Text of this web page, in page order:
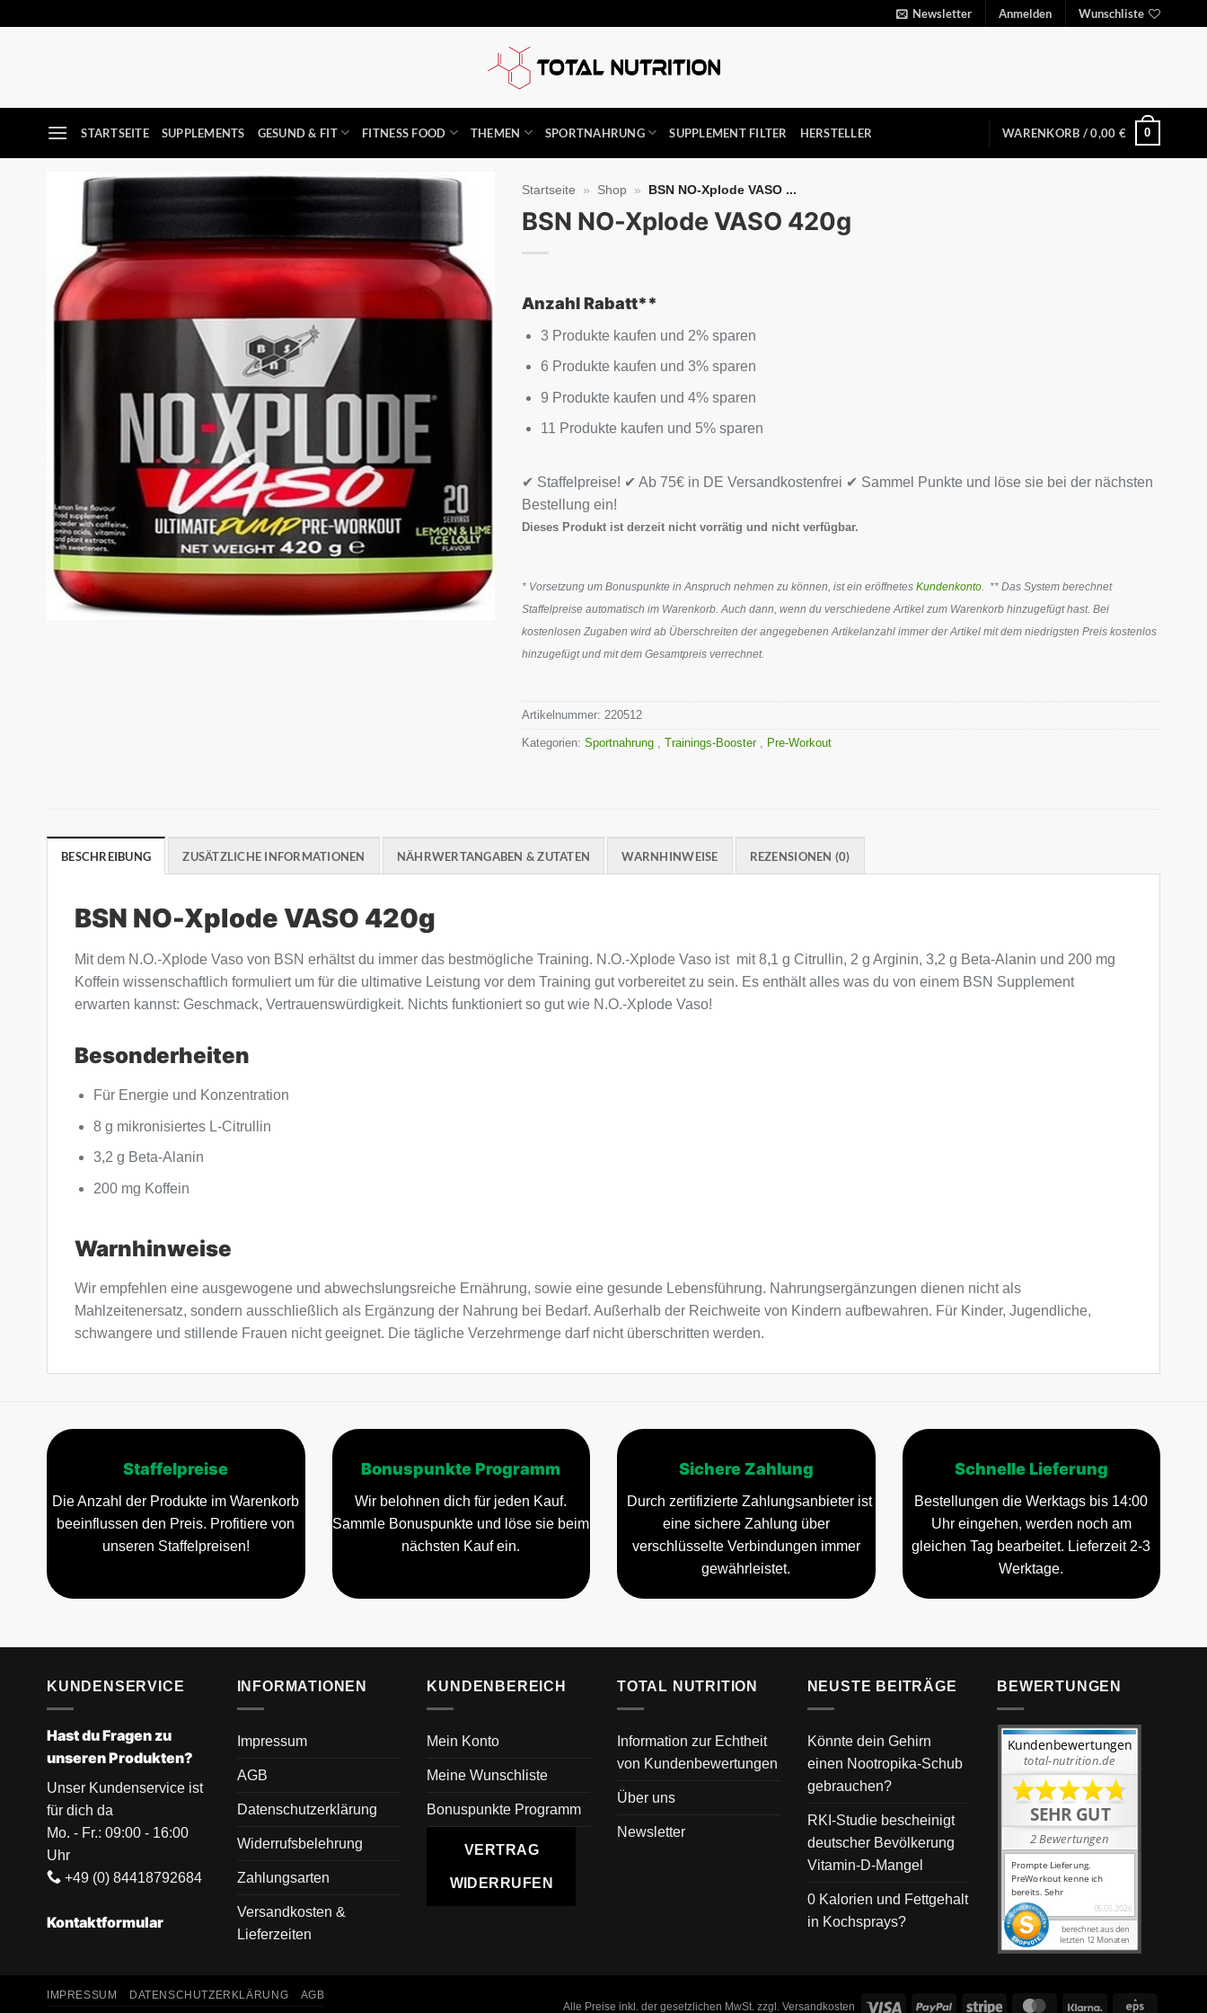
Newsletter Anmelden Wunschliste
STARTSEITE SUPPLEMENTS GESUND & FIT FITNESS FOOD THEMEN SPORTNAHRUNG SUPPLEMENT FILTER HERSTELLER WARENKORB /0,00 € 0
Wunschliste
Startseite » Shop » BSN NO-Xplode VASO ...
BSN NO-Xplode VASO 420g
Anzahl Rabatt**
3 Produkte kaufen und 2% sparen
6 Produkte kaufen und 3% sparen
9 Produkte kaufen und 4% sparen
11 Produkte kaufen und 5% sparen
✔ Staffelpreise! ✔ Ab 75€ in DE Versandkostenfrei ✔ Sammel Punkte und löse sie bei der nächsten
Bestellung ein!
Dieses Produkt ist derzeit nicht vorrätig und nicht verfügbar.
* Vorsetzung um Bonuspunkte in Anspruch nehmen zu können, ist ein eröffnetesKundenkonto. ** Das System berechnet
Staffelpreise automatisch im Warenkorb. Auch dann, wenn du verschiedene Artikel zum Warenkorb hinzugefügt hast. Bei
kostenlosen Zugaben wird ab Überschreiten der angegebenen Artikelanzahl immer der Artikel mit dem niedrigsten Preis kostenlos
hinzugefügt und mit dem Gesamtpreis verrechnet.
Artikelnummer:220512
Kategorien:Sportnahrung ,Trainings-Booster , Pre-Workout
BESCHREIBUNG ZUSÄTZLICHE INFORMATIONEN NÄHRWERTANGABEN & ZUTATEN WARNHINWEISE REZENSIONEN (0)
BSN NO-Xplode VASO 420g
Mit dem N.O.-Xplode Vaso von BSN erhältst du immer das bestmögliche Training. N.O.-Xplode Vaso ist mit 8,1 g Citrullin, 2 g Arginin, 3,2 g Beta-Alanin und 200 mg
Koffein wissenschaftlich formuliert um für die ultimative Leistung vor dem Training gut vorbereitet zu sein. Es enthält alles was du von einem BSN Supplement
erwarten kannst: Geschmack, Vertrauenswürdigkeit. Nichts funktioniert so gut wie N.O.-Xplode Vaso!
Besonderheiten
Für Energie und Konzentration
8 g mikronisiertes L-Citrullin
3,2 g Beta-Alanin
200 mg Koffein
Warnhinweise
Wir empfehlen eine ausgewogene und abwechslungsreiche Ernährung, sowie eine gesunde Lebensführung. Nahrungsergänzungen dienen nicht als
Mahlzeitenersatz, sondern ausschließlich als Ergänzung der Nahrung bei Bedarf. Außerhalb der Reichweite von Kindern aufbewahren. Für Kinder, Jugendliche,
schwangere und stillende Frauen nicht geeignet. Die tägliche Verzehrmenge darf nicht überschritten werden.
Staffelpreise
Die Anzahl der Produkte im Warenkorb
beeinflussen den Preis. Profitiere von
unseren Staffelpreisen!
Bonuspunkte Programm
Wir belohnen dich für jeden Kauf.
Sammle Bonuspunkte und löse sie beim
nächsten Kauf ein.
Sichere Zahlung
Durch zertifizierte Zahlungsanbieter ist
eine sichere Zahlung über
verschlüsselte Verbindungen immer
gewährleistet.
Schnelle Lieferung
Bestellungen die Werktags bis 14:00
Uhr eingehen, werden noch am
gleichen Tag bearbeitet. Lieferzeit 2-3
Werktage.
KUNDENSERVICE
Hast du Fragen zu
unseren Produkten?
Unser Kundenservice ist
für dich da
Mo. - Fr.: 09:00 - 16:00
Uhr
+49 (0) 84418792684
Kontaktformular
INFORMATIONEN
Impressum
AGB
Datenschutzerklärung
Widerrufsbelehrung
Zahlungsarten
Versandkosten &
Lieferzeiten
KUNDENBEREICH
Mein Konto
Meine Wunschliste
Bonuspunkte Programm
VERTRAG
WIDERRUFEN
TOTAL NUTRITION
Information zur Echtheit
von Kundenbewertungen
Über uns
Newsletter
NEUSTE BEITRÄGE
Könnte dein Gehirn
einen Nootropika-Schub
gebrauchen?
RKI-Studie bescheinigt
deutscher Bevölkerung
Vitamin-D-Mangel
0 Kalorien und Fettgehalt
in Kochsprays?
BEWERTUNGEN
Alle Preise inkl. der gesetzlichen MwSt. zzgl. Versandkosten Visa PayPal Stripe MasterCardKlarna
IMPRESSUM DATENSCHUTZERKLÄRUNG AGB